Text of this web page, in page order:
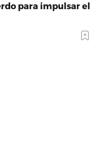
para impulsar el